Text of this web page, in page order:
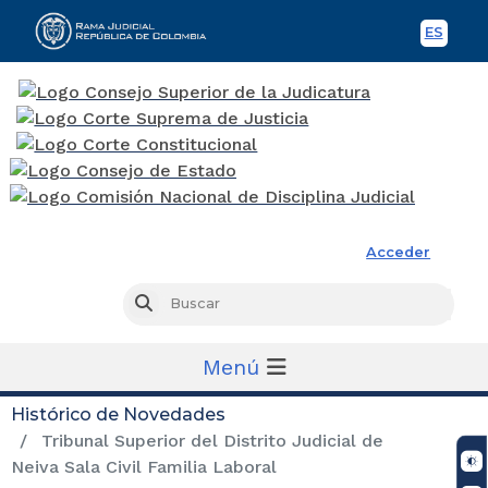
ES
Acceder
Buscar
Menú
Histórico de Novedades
Tribunal Superior del Distrito Judicial de
Neiva Sala Civil Familia Laboral